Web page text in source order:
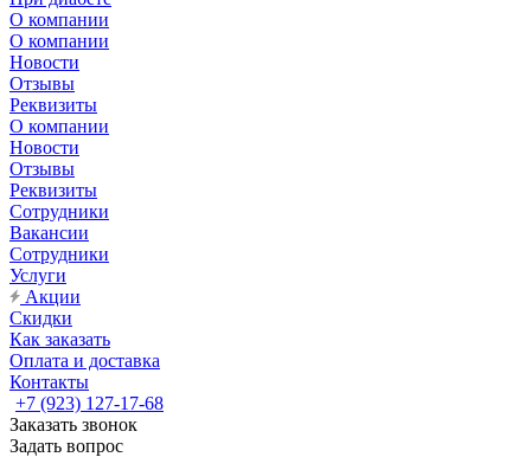
О компании
О компании
Новости
Отзывы
Реквизиты
О компании
Новости
Отзывы
Реквизиты
Сотрудники
Вакансии
Сотрудники
Услуги
Акции
Скидки
Как заказать
Оплата и доставка
Контакты
+7 (923) 127-17-68
Заказать звонок
Задать вопрос